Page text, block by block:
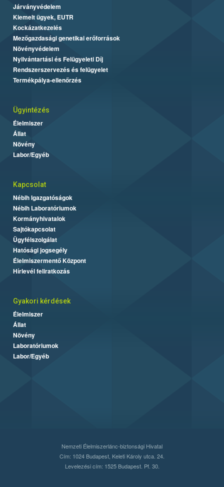
Járványvédelem
Kiemelt ügyek, EUTR
Kockázatkezelés
Mezőgazdasági genetikai erőforrások
Növényvédelem
Nyilvántartási és Felügyeleti Díj
Rendszerszervezés és felügyelet
Termékpálya-ellenőrzés
Ügyintézés
Élelmiszer
Állat
Növény
Labor/Egyéb
Kapcsolat
Nébih Igazgatóságok
Nébih Laboratóriumok
Kormányhivatalok
Sajtókapcsolat
Ügyfélszolgálat
Hatósági jogsegély
Élelmiszermentő Központ
Hírlevél feliratkozás
Gyakori kérdések
Élelmiszer
Állat
Növény
Laboratóriumok
Labor/Egyéb
Nemzeti Élelmiszerlánc-biztonsági Hivatal
Cím: 1024 Budapest, Keleti Károly utca. 24.
Levelezési cím: 1525 Budapest. Pf. 30.